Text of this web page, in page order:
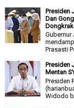
Presiden
Dan
Gubernur
Prasasti
Presiden
Mentan
Presiden
Widodo